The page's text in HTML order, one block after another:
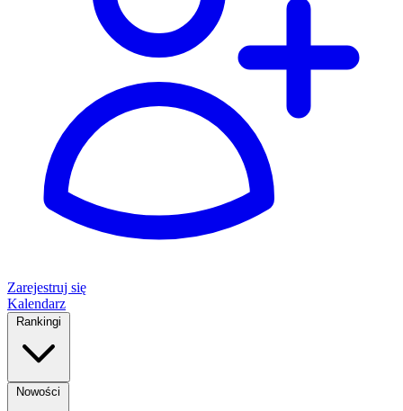
Zarejestruj się
Kalendarz
Rankingi
Nowości